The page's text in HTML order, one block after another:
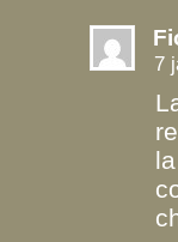
7